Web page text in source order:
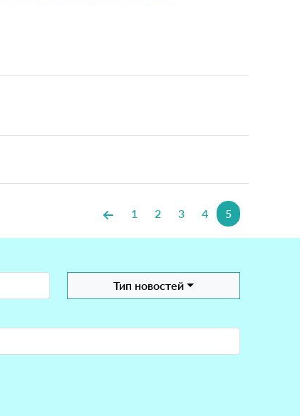
1 2 3 4 5
Тип новостей